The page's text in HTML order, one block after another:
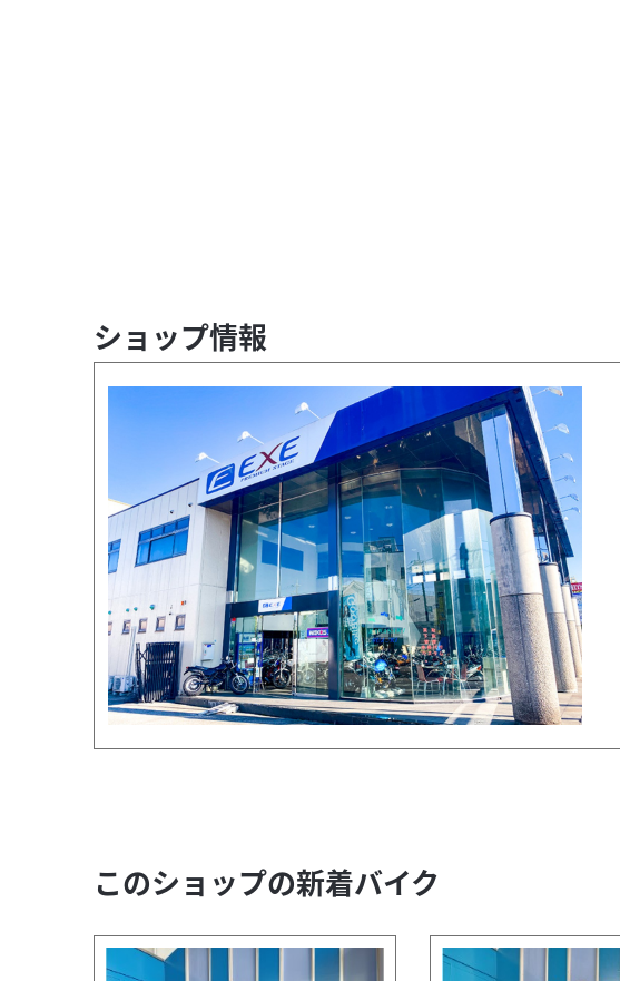
ショップ情報
このショップの新着バイク